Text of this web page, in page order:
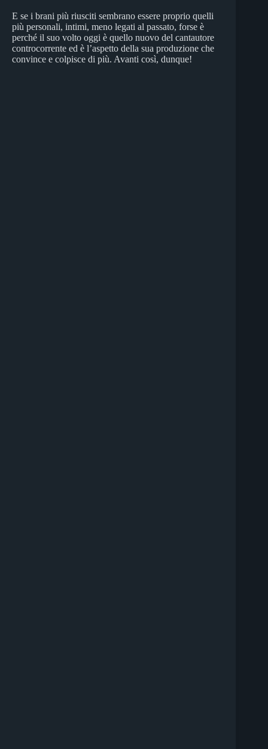
E se i brani più riusciti sembrano essere proprio quelli
più personali, intimi, meno legati al passato, forse è
perché il suo volto oggi è quello nuovo del cantautore
controcorrente ed è l’aspetto della sua produzione che
convince e colpisce di più. Avanti così, dunque!